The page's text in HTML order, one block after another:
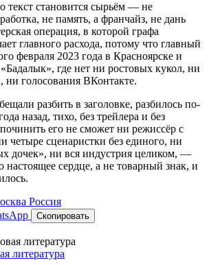
текст становится сырьём — не
не память, а франчайз, не дань
операция, в которой графа
главного расхода, потому что главный
февраля 2023 года в Красноярске и
где нет ни ростовых кукол, ни
ни голосования ВКонтакте.
разбить в заголовке, разбилось по-
назад, тихо, без трейлера и без
его не сможет ни режиссёр с
четыре сценаристки без единого, ни
дочек», ни вся индустрия целиком, —
настоящее сердце, а не товарный знак, и
Россия
Скопировать
литература